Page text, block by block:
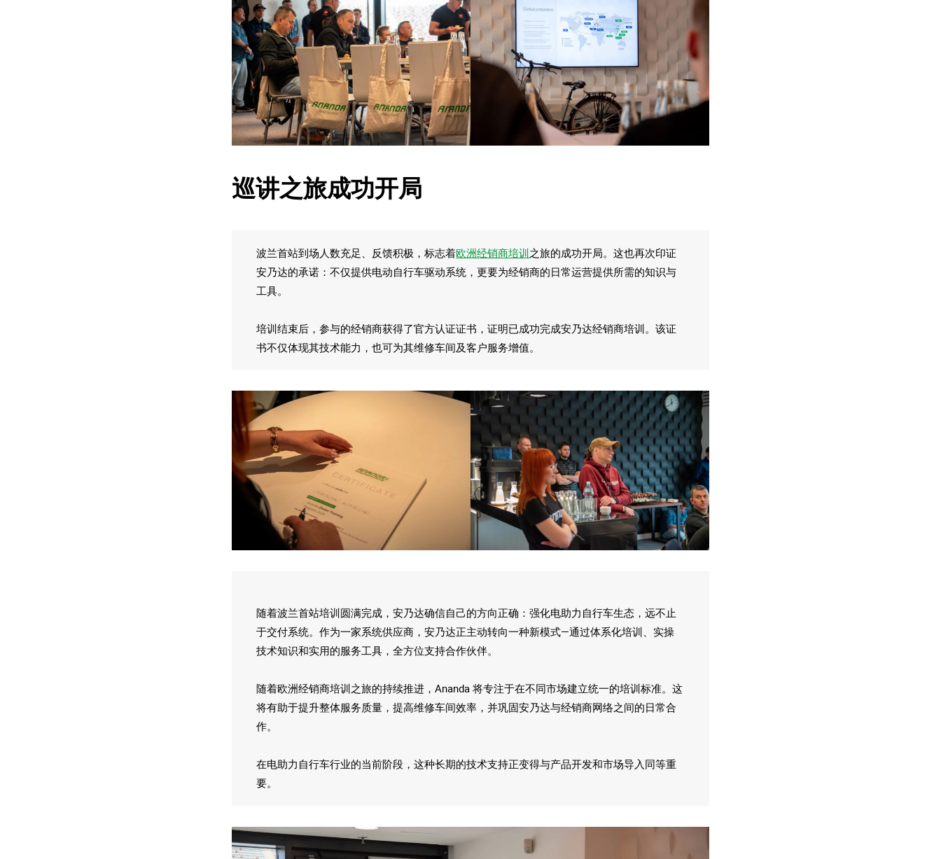
巡讲之旅成功开局
波兰首站到场人数充足、反馈积极，标志着欧洲经销商培训之旅的成功开局。这也再次印证
安乃达的承诺：不仅提供电动自行车驱动系统，更要为经销商的日常运营提供所需的知识与
工具。
培训结束后，参与的经销商获得了官方认证证书，证明已成功完成安乃达经销商培训。该证
书不仅体现其技术能力，也可为其维修车间及客户服务增值。
随着波兰首站培训圆满完成，安乃达确信自己的方向正确：强化电助力自行车生态，远不止
于交付系统。作为一家系统供应商，安乃达正主动转向一种新模式—通过体系化培训、实操
技术知识和实用的服务工具，全方位支持合作伙伴。
随着欧洲经销商培训之旅的持续推进，Ananda 将专注于在不同市场建立统一的培训标准。这
将有助于提升整体服务质量，提高维修车间效率，并巩固安乃达与经销商网络之间的日常合
作。
在电助力自行车行业的当前阶段，这种长期的技术支持正变得与产品开发和市场导入同等重
要。